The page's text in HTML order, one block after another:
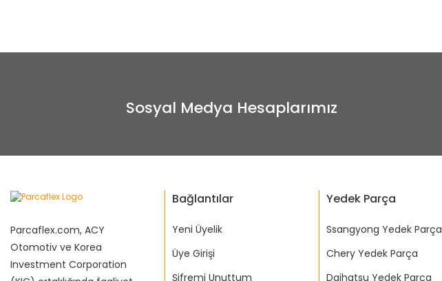
Sosyal Medya Hesaplarımız
Parcaflex.com, ACY
Otomotiv ve Korea
Investment Corporation
Bağlantılar
Yeni Üyelik
Üye Girişi
Şifremi Unuttum
Yedek Parça
Ssangyong Yedek Parça
Chery Yedek Parça
Daihatsu Yedek Parça